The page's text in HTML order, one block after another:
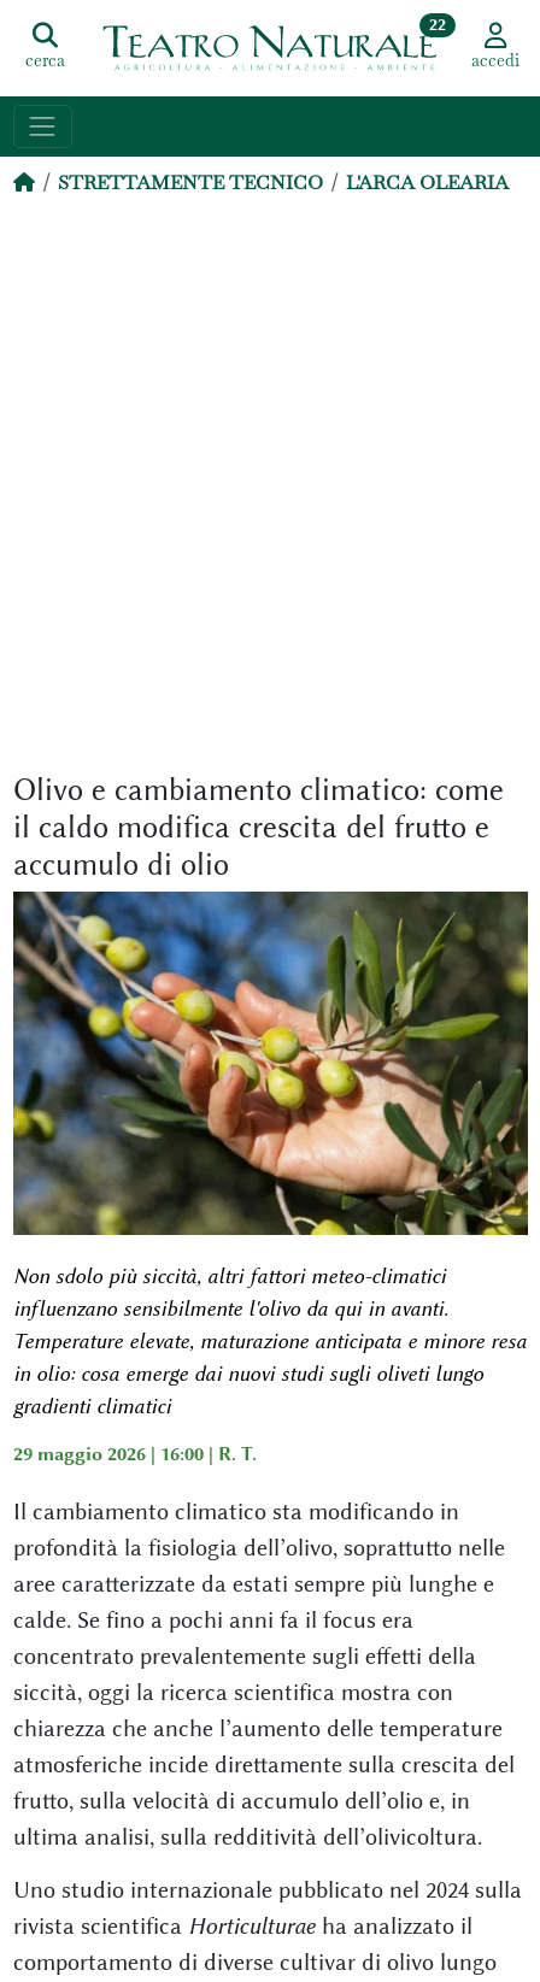
cerca
22
accedi
STRETTAMENTE TECNICO L'ARCA OLEARIA
Olivo e cambiamento climatico: come
il caldo modifica crescita del frutto e
accumulo di olio
Non sdolo più siccità, altri fattori meteo-climatici
influenzano sensibilmente l'olivo da qui in avanti.
Temperature elevate, maturazione anticipata e minore resa
in olio: cosa emerge dai nuovi studi sugli oliveti lungo
gradienti climatici
29 maggio 2026 | 16:00 | R. T.
Il cambiamento climatico sta modificando in
profondità la fisiologia dell’olivo, soprattutto nelle
aree caratterizzate da estati sempre più lunghe e
calde. Se fino a pochi anni fa il focus era
concentrato prevalentemente sugli effetti della
siccità, oggi la ricerca scientifica mostra con
chiarezza che anche l’aumento delle temperature
atmosferiche incide direttamente sulla crescita del
frutto, sulla velocità di accumulo dell’olio e, in
ultima analisi, sulla redditività dell’olivicoltura.
Uno studio internazionale pubblicato nel 2024 sulla
rivista scientifica Horticulturaeha analizzato il
comportamento di diverse cultivar di olivo lungo